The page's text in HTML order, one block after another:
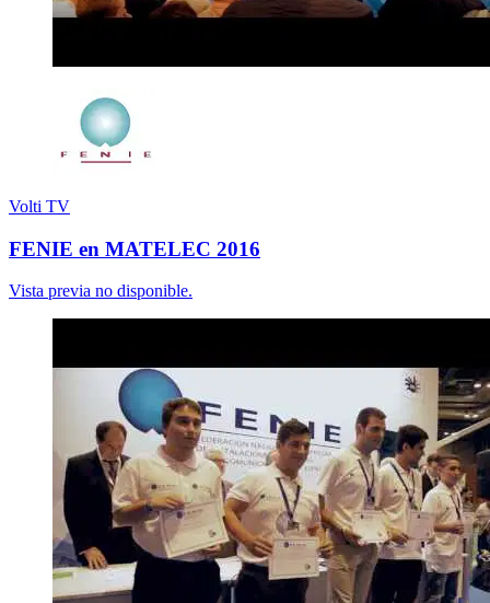
Volti TV
FENIE en MATELEC 2016
Vista previa no disponible.